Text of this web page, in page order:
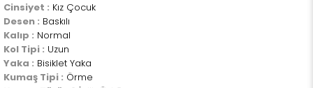
Cinsiyet : Kız Çocuk
Desen : Baskılı
Kalıp : Normal
Kol Tipi : Uzun
Yaka : Bisiklet Yaka
Kumaş Tipi : Örme